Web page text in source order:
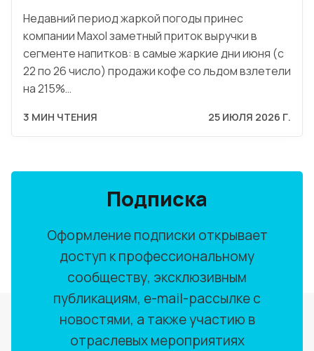
Недавний период жаркой погоды принес
компании Maxol заметный приток выручки в
сегменте напитков: в самые жаркие дни июня (с
22 по 26 число) продажи кофе со льдом взлетели
на 215%…
3 МИН ЧТЕНИЯ 25 ИЮЛЯ 2026 Г.
Подписка
Оформление подписки открывает
доступ к профессиональному
сообществу, эксклюзивным
публикациям, e-mail-рассылке с
новостями, а также участию в
отраслевых мероприятиях